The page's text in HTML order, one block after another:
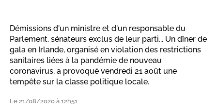
Démissions d'un ministre et d'un responsable du
Parlement, sénateurs exclus de leur parti... Un dîner de
gala en Irlande, organisé en violation des restrictions
sanitaires liées à la pandémie de nouveau
coronavirus, a provoqué vendredi 21 août une
tempête sur la classe politique locale.
Le 21/08/2020 à 12h51